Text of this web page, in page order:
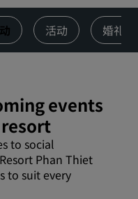
活动 婚礼
events
to social
Phan Thiet
to suit every